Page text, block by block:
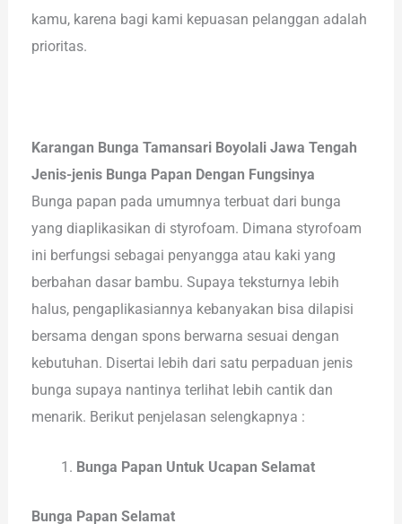
kamu, karena bagi kami kepuasan pelanggan adalah
prioritas.
Karangan Bunga Tamansari Boyolali Jawa Tengah
Jenis-jenis Bunga Papan Dengan Fungsinya
Bunga papan pada umumnya terbuat dari bunga
yang diaplikasikan di styrofoam. Dimana styrofoam
ini berfungsi sebagai penyangga atau kaki yang
berbahan dasar bambu. Supaya teksturnya lebih
halus, pengaplikasiannya kebanyakan bisa dilapisi
bersama dengan spons berwarna sesuai dengan
kebutuhan. Disertai lebih dari satu perpaduan jenis
bunga supaya nantinya terlihat lebih cantik dan
menarik. Berikut penjelasan selengkapnya :
Bunga Papan Untuk Ucapan Selamat
Bunga Papan Selamat